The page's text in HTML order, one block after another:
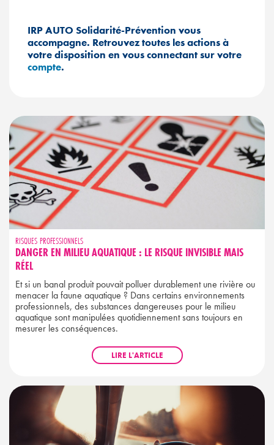
IRP AUTO Solidarité-Prévention vous
accompagne. Retrouvez toutes les actions à
votre disposition en vous connectant sur votre
compte.
RISQUES PROFESSIONNELS
DANGER EN MILIEU AQUATIQUE : LE RISQUE INVISIBLE MAIS
RÉEL
Et si un banal produit pouvait polluer durablement une rivière ou
menacer la faune aquatique ? Dans certains environnements
professionnels, des substances dangereuses pour le milieu
aquatique sont manipulées quotidiennement sans toujours en
mesurer les conséquences.
LIRE L'ARTICLE